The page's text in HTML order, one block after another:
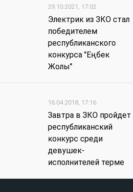
29.10.2021, 17:02
Электрик из ЗКО стал
победителем
республиканского
конкурса "Еңбек
Жолы"
16.04.2018, 17:16
Завтра в ЗКО пройдет
республиканский
конкурс среди
девушек-
исполнителей терме